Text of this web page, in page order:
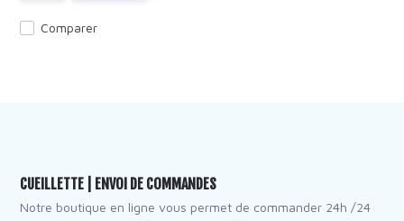
Comparer
CUEILLETTE | ENVOI DE COMMANDES
Notre boutique en ligne vous permet de commander 24h /24